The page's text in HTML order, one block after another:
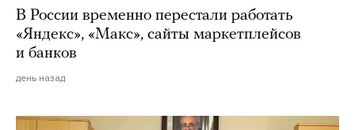
В России временно перестали работать
«Яндекс», «Макс», сайты маркетплейсов
и банков
день назад